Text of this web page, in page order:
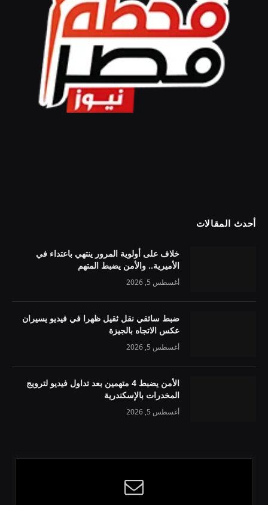
أحدث المقالات
خلاف على أولوية المرور ينتهي باعتداء في
الأميرية.. والأمن يضبط المتهم
أغسطس 5, 2026
ضبط سائقي نقل ثقيل ظهرا في فيديو يسيران
عكس الاتجاه بالجيزة
أغسطس 5, 2026
الأمن يضبط 4 متهمين بعد تداول فيديو لترويج
المخدرات بالإسكندرية
أغسطس 5, 2026